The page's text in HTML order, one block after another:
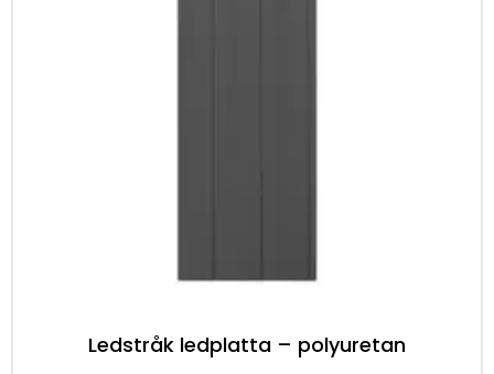
Ledstråk ledplatta – polyuretan